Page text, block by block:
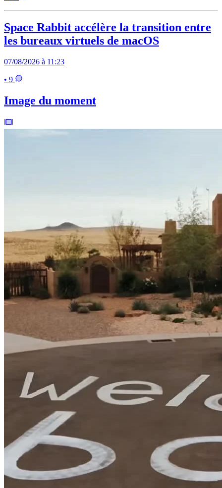
Space Rabbit accélère la transition entre
les bureaux virtuels de macOS
07/08/2026 à 11:23
• 9
Image du moment